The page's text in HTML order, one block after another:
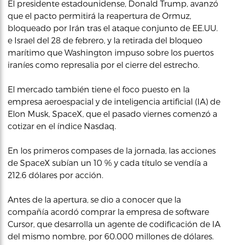
El presidente estadounidense, Donald Trump, avanzó
que el pacto permitirá la reapertura de Ormuz,
bloqueado por Irán tras el ataque conjunto de EE.UU.
e Israel del 28 de febrero, y la retirada del bloqueo
marítimo que Washington impuso sobre los puertos
iraníes como represalia por el cierre del estrecho.
El mercado también tiene el foco puesto en la
empresa aeroespacial y de inteligencia artificial (IA) de
Elon Musk, SpaceX, que el pasado viernes comenzó a
cotizar en el índice Nasdaq.
En los primeros compases de la jornada, las acciones
de SpaceX subían un 10 % y cada título se vendía a
212.6 dólares por acción.
Antes de la apertura, se dio a conocer que la
compañía acordó comprar la empresa de software
Cursor, que desarrolla un agente de codificación de IA
del mismo nombre, por 60.000 millones de dólares.